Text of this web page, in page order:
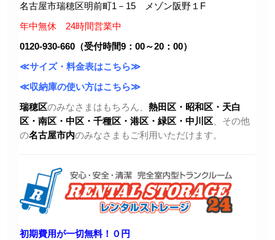
名古屋市瑞穂区明前町1－15 メゾン阪野１F
年中無休 24時間営業中
0120-930-660（受付時間9：00～20：00）
≪サイズ・料金表はこちら≫
≪収納庫の使い方はこちら≫
瑞穂区のみなさまはもちろん、 熱田区・昭和区・天白
区・ 南区・中区・千種区・港区・緑区・中川区 、その他
の名古屋市内のみなさまもご利用いただけます。
初期費用が一切無料！０円